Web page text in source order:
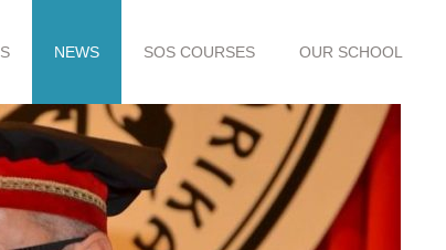
NEWS SOS COURSES OUR SCHOOL